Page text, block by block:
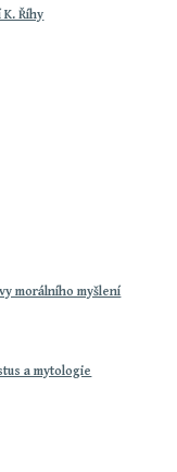
Říhy
morálního myšlení
a mytologie